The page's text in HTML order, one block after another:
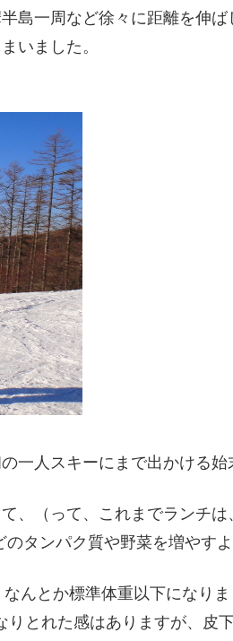
島一周など徐々に距離を伸
いました。
一人スキーにまで出かける始
、（って、これまでランチ
タンパク質や野菜を増やすよ
んとか標準体重以下になりま
とれた感はありますが、皮